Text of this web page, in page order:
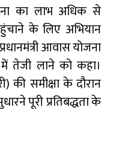
का लाभ अधिक से
के लिए अभियान
आवास योजना
तेजी लाने को कहा।
की समीक्षा के दौरान
पूरी प्रतिबद्धता के